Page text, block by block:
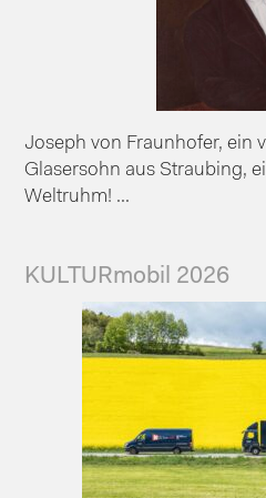
Joseph von Fraunhofer, ein
Glasersohn aus Straubing,
Weltruhm! ...
KULTURmobil 2026